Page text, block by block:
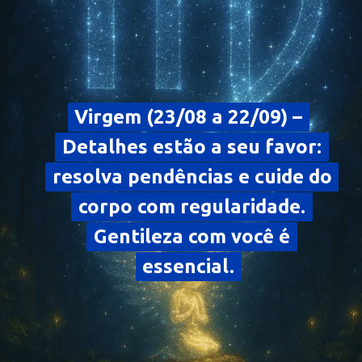
Virgem (23/08 a 22/09) –
Detalhes estão a seu favor:
resolva pendências e cuide do
corpo com regularidade.
Gentileza com você é
essencial.
Virgem (23/08 a 22/09) –
Detalhes estão a seu favor:
resolva pendências e cuide do
corpo com regularidade.
Gentileza com você é
essencial.